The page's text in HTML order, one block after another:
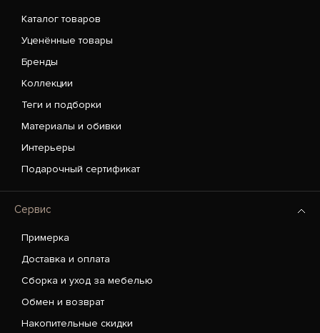
Каталог товаров
Уценённые товары
Бренды
Коллекции
Теги и подборки
Материалы и обивки
Интерьеры
Подарочный сертификат
Сервис
Примерка
Доставка и оплата
Сборка и уход за мебелью
Обмен и возврат
Накопительные скидки